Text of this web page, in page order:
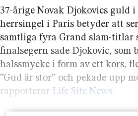
37-årige Novak Djokovics guld i
herrsingel i Paris betyder att
samtliga fyra Grand slam-titlar
finalsegern sade Djokovic, som
halssmycke i form av ett kors,
”Gud är stor” och pekade upp
rapporterar Life Site News.